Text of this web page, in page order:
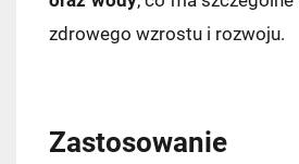
zdrowego wzrostu i rozwoju.
Zastosowanie